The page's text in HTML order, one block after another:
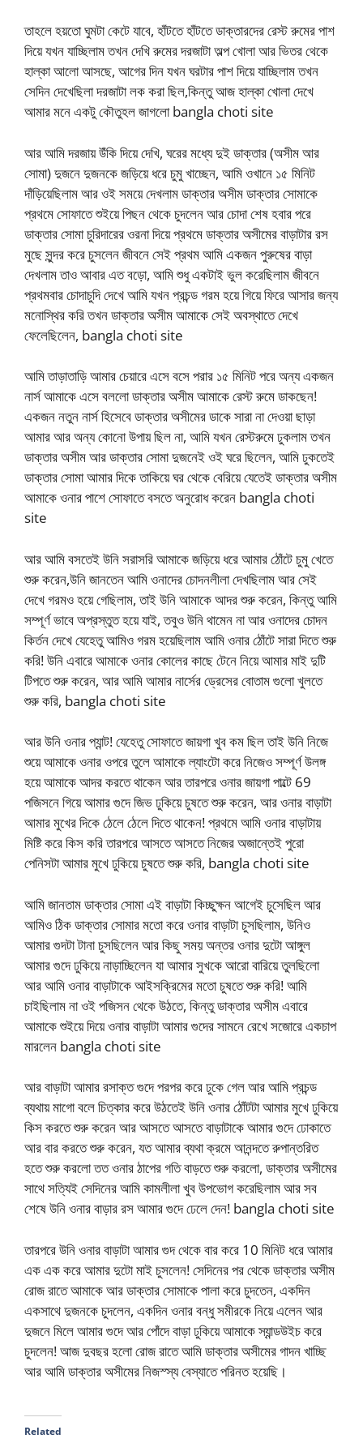
তাহলে হয়তো ঘুমটা কেটে যাবে, হাঁটতে হাঁটতে ডাক্তারদের রেস্ট রুমের পাশ
দিয়ে যখন যাচ্ছিলাম তখন দেখি রুমের দরজাটা অল্প খোলা আর ভিতর থেকে
হাল্কা আলো আসছে, আগের দিন যখন ঘরটার পাশ দিয়ে যাচ্ছিলাম তখন
সেদিন দেখেছিলা দরজাটা লক করা ছিল,কিন্তু আজ হাল্কা খোলা দেখে
আমার মনে একটু কৌতুহল জাগলো bangla choti site
আর আমি দরজায় উঁকি দিয়ে দেখি, ঘরের মধ্যে দুই ডাক্তার (অসীম আর
সোমা) দুজনে দুজনকে জড়িয়ে ধরে চুমু খাচ্ছেন, আমি ওখানে ১৫ মিনিট
দাঁড়িয়েছিলাম আর ওই সময়ে দেখলাম ডাক্তার অসীম ডাক্তার সোমাকে
প্রথমে সোফাতে শুইয়ে পিছন থেকে চুদলেন আর চোদা শেষ হবার পরে
ডাক্তার সোমা চুরিদারের ওরনা দিয়ে প্রথমে ডাক্তার অসীমের বাড়াটার রস
মুছে সুন্দর করে চুসলেন জীবনে সেই প্রথম আমি একজন পুরুষের বাড়া
দেখলাম তাও আবার এত বড়ো, আমি শুধু একটাই ভুল করেছিলাম জীবনে
প্রথমবার চোদাচুদি দেখে আমি যখন প্রচন্ড গরম হয়ে গিয়ে ফিরে আসার জন্য
মনোস্থির করি তখন ডাক্তার অসীম আমাকে সেই অবস্থাতে দেখে
ফেলেছিলেন, bangla choti site
আমি তাড়াতাড়ি আমার চেয়ারে এসে বসে পরার ১৫ মিনিট পরে অন্য একজন
নার্স আমাকে এসে বললো ডাক্তার অসীম আমাকে রেস্ট রুমে ডাকছেন!
একজন নতুন নার্স হিসেবে ডাক্তার অসীমের ডাকে সারা না দেওয়া ছাড়া
আমার আর অন্য কোনো উপায় ছিল না, আমি যখন রেস্টরুমে ঢুকলাম তখন
ডাক্তার অসীম আর ডাক্তার সোমা দুজনেই ওই ঘরে ছিলেন, আমি ঢুকতেই
ডাক্তার সোমা আমার দিকে তাকিয়ে ঘর থেকে বেরিয়ে যেতেই ডাক্তার অসীম
আমাকে ওনার পাশে সোফাতে বসতে অনুরোধ করেন bangla choti
site
আর আমি বসতেই উনি সরাসরি আমাকে জড়িয়ে ধরে আমার ঠোঁটে চুমু খেতে
শুরু করেন,উনি জানতেন আমি ওনাদের চোদনলীলা দেখছিলাম আর সেই
দেখে গরমও হয়ে গেছিলাম, তাই উনি আমাকে আদর শুরু করেন, কিন্তু আমি
সম্পূর্ণ ভাবে অপ্রস্তুত হয়ে যাই, তবুও উনি থামেন না আর ওনাদের চোদন
কির্তন দেখে যেহেতু আমিও গরম হয়েছিলাম আমি ওনার ঠোঁটে সারা দিতে শুরু
করি! উনি এবারে আমাকে ওনার কোলের কাছে টেনে নিয়ে আমার মাই দুটি
টিপতে শুরু করেন, আর আমি আমার নার্সের ড্রেসের বোতাম গুলো খুলতে
শুরু করি, bangla choti site
আর উনি ওনার প্যান্ট! যেহেতু সোফাতে জায়গা খুব কম ছিল তাই উনি নিজে
শুয়ে আমাকে ওনার ওপরে তুলে আমাকে ল্যাংটো করে নিজেও সম্পূর্ণ উলঙ্গ
হয়ে আমাকে আদর করতে থাকেন আর তারপরে ওনার জায়গা পাল্টে 69
পজিসনে গিয়ে আমার গুদে জিভ ঢুকিয়ে চুষতে শুরু করেন, আর ওনার বাড়াটা
আমার মুখের দিকে ঠেলে ঠেলে দিতে থাকেন! প্রথমে আমি ওনার বাড়াটায়
মিষ্টি করে কিস করি তারপরে আসতে আসতে নিজের অজান্তেই পুরো
পেনিসটা আমার মুখে ঢুকিয়ে চুষতে শুরু করি, bangla choti site
আমি জানতাম ডাক্তার সোমা এই বাড়াটা কিচ্ছুক্ষন আগেই চুসেছিল আর
আমিও ঠিক ডাক্তার সোমার মতো করে ওনার বাড়াটা চুসছিলাম, উনিও
আমার গুদটা টানা চুসছিলেন আর কিছু সময় অন্তর ওনার দুটো আঙ্গুল
আমার গুদে ঢুকিয়ে নাড়াচ্ছিলেন যা আমার সুখকে আরো বারিয়ে তুলছিলো
আর আমি ওনার বাড়াটাকে আইসক্রিমের মতো চুষতে শুরু করি! আমি
চাইছিলাম না ওই পজিসন থেকে উঠতে, কিন্তু ডাক্তার অসীম এবারে
আমাকে শুইয়ে দিয়ে ওনার বাড়াটা আমার গুদের সামনে রেখে সজোরে একচাপ
মারলেন bangla choti site
আর বাড়াটা আমার রসাক্ত গুদে পরপর করে ঢুকে গেল আর আমি প্রচন্ড
ব্যথায় মাগো বলে চিত্কার করে উঠতেই উনি ওনার ঠোঁটটা আমার মুখে ঢুকিয়ে
কিস করতে শুরু করেন আর আসতে আসতে বাড়াটাকে আমার গুদে ঢোকাতে
আর বার করতে শুরু করেন, যত আমার ব্যথা ক্রমে আনন্দতে রুপান্তরিত
হতে শুরু করলো তত ওনার ঠাপের গতি বাড়তে শুরু করলো, ডাক্তার অসীমের
সাথে সত্যিই সেদিনের আমি কামলীলা খুব উপভোগ করেছিলাম আর সব
শেষে উনি ওনার বাড়ার রস আমার গুদে ঢেলে দেন! bangla choti site
তারপরে উনি ওনার বাড়াটা আমার গুদ থেকে বার করে 10 মিনিট ধরে আমার
এক এক করে আমার দুটো মাই চুসলেন! সেদিনের পর থেকে ডাক্তার অসীম
রোজ রাতে আমাকে আর ডাক্তার সোমাকে পালা করে চুদতেন, একদিন
একসাথে দুজনকে চুদলেন, একদিন ওনার বন্ধু সমীরকে নিয়ে এলেন আর
দুজনে মিলে আমার গুদে আর পোঁদে বাড়া ঢুকিয়ে আমাকে স্যান্ডউইচ করে
চুদলেন! আজ দুবছর হলো রোজ রাতে আমি ডাক্তার অসীমের গাদন খাচ্ছি
আর আমি ডাক্তার অসীমের নিজস্স্য বেস্যাতে পরিনত হয়েছি।
Related